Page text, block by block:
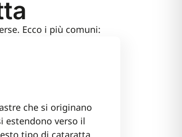
Ecco i più comuni:
che si originano
estendono verso il
tipo di cataratta